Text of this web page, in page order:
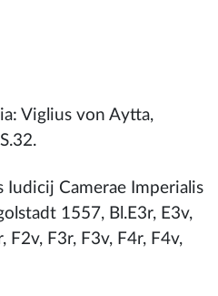
Viglius von Aytta,
Camerae Imperialis
1557, Bl.E3r, E3v,
F2v, F3r, F3v, F4r, F4v,